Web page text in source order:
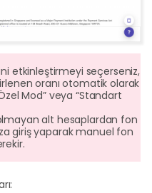
etkinleştirmeyi seçerseniz,
oranı otomatik olarak
Mod” veya “Standart
alt hesaplardan fon
giriş yaparak manuel fon